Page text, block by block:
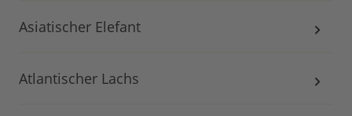
Asiatischer Elefant
Atlantischer Lachs